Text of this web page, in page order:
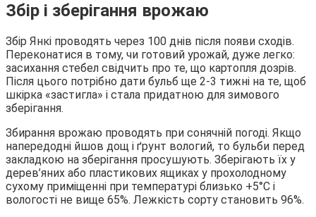
Збір і зберігання врожаю
Збір Янкі проводять через 100 днів після появи сходів.
Переконатися в тому, чи готовий урожай, дуже легко:
засихання стебел свідчить про те, що картопля дозрів.
Після цього потрібно дати бульб ще 2-3 тижні на те, щоб
шкірка «застигла» і стала придатною для зимового
зберігання.
Збирання врожаю проводять при сонячній погоді. Якщо
напередодні йшов дощ і ґрунт вологий, то бульби перед
закладкою на зберігання просушують. Зберігають їх у
дерев’яних або пластикових ящиках у прохолодному
сухому приміщенні при температурі близько +5°С і
вологості не вище 65%. Лежкість сорту становить 96%.